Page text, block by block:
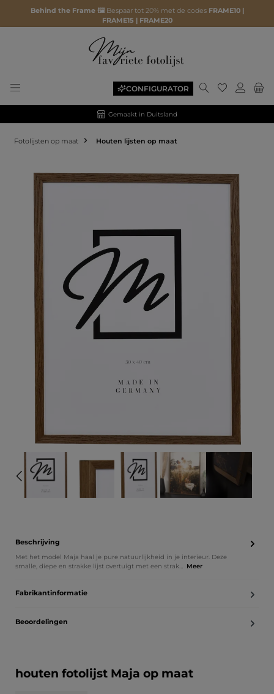
Behind the Frame 🖼️ Bespaar tot 20% met de codes FRAME10 |
FRAME15 | FRAME20
CONFIGURATOR
Gemaakt in Duitsland
Fotolijsten op maat Houten lijsten op maat
Afbeeldingengalerij overslaan
Beschrijving
Met het model Maja haal je pure natuurlijkheid in je interieur. Deze
smalle, diepe en strakke lijst overtuigt met een strak… Meer
Fabrikantinformatie
Beoordelingen
houten fotolijst Maja op maat